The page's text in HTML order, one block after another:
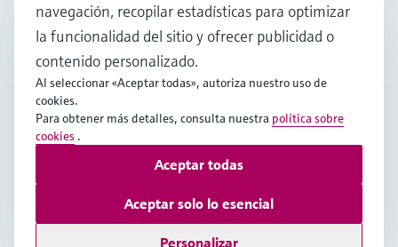
Compañía
ARG•Español
Copyright © Endress+Hauser Group Services AG
Pie editorialTérminos de usoProtección de datosTCG
navegación, recopilar estadísticas para optimizar
la funcionalidad del sitio y ofrecer publicidad o
contenido personalizado.
Al seleccionar «Aceptar todas», autoriza nuestro uso de
cookies.
Para obtener más detalles, consulta nuestra política sobre
cookies .
Personalizar
Aceptar solo lo esencial
Aceptar todas